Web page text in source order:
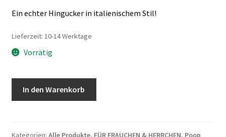
Ein echter Hingucker in italienischem Stil!
Lieferzeit: 10-14 Werktage
Vorrätig
In den Warenkorb
Kategorien: Alle Produkte, FÜR FRAUCHEN & HERRCHEN, Poop